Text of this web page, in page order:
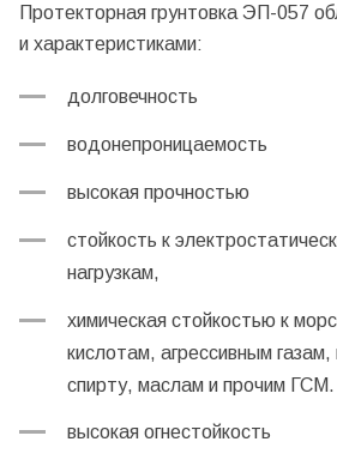
Протекторная грунтовка ЭП-057
и характеристиками:
долговечность
водонепроницаемость
высокая прочностью
стойкость к
нагрузкам,
химическая стойкостью к
кислотам, агрессивным
спирту, маслам и прочим ГСМ.
высокая огнестойкость